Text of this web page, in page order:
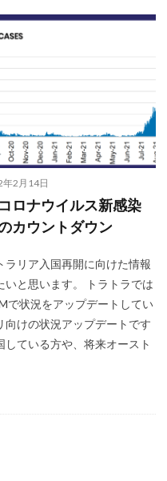
年2月14日
ロナウイルス新感染
カウントダウン
ラリア入国再開に向けた情報
いと思います。 トラトラでは
で状況をアップデートしてい
向けの状況アップデートです
ている方や、将来オースト